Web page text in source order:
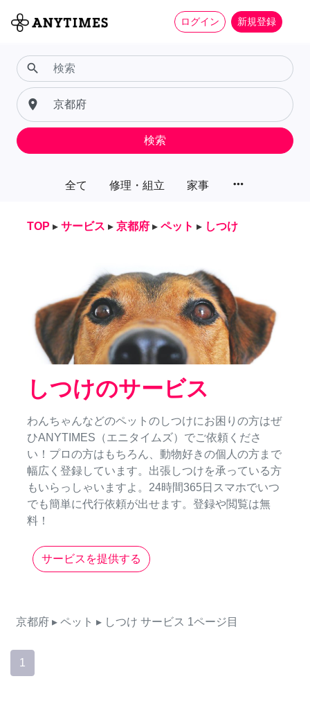
ログイン 新規登録
全て 修理・組立 家事 more_horiz
search
place
検索
TOP ▸ サービス ▸ 京都府 ▸ ペット ▸ しつけ
しつけのサービス
わんちゃんなどのペットのしつけにお困りの方はぜ
ひANYTIMES（エニタイムズ）でご依頼くださ
い！プロの方はもちろん、動物好きの個人の方まで
幅広く登録しています。出張しつけを承っている方
もいらっしゃいますよ。24時間365日スマホでいつ
でも簡単に代行依頼が出せます。登録や閲覧は無
料！
サービスを提供する
京都府 ▸ ペット ▸ しつけ サービス 1ページ目
1